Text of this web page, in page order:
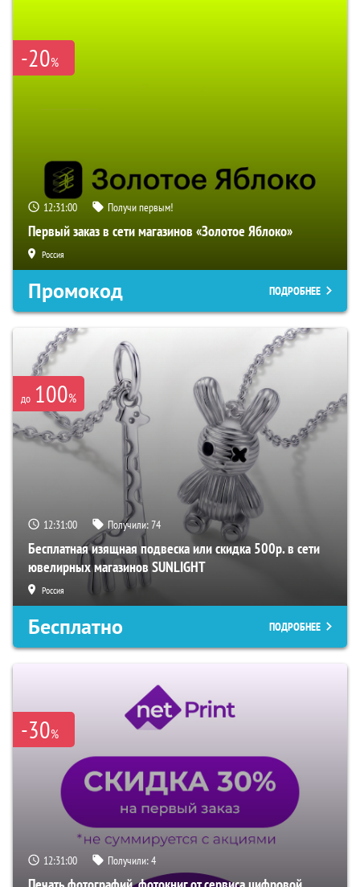
-20%
12:30:59 Получи первым!
Первый заказ в сети магазинов «Золотое Яблоко»
Россия
Промокод ПОДРОБНЕЕ
до 100%
12:30:59 Получили:74
Бесплатная изящная подвеска или скидка 500р. в сети
ювелирных магазинов SUNLIGHT
Россия
Бесплатно ПОДРОБНЕЕ
-30%
12:30:59 Получили:4